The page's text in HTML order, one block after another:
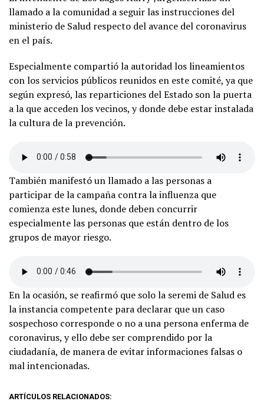
llamado a la comunidad a seguir las instrucciones del
ministerio de Salud respecto del avance del coronavirus
en el país.
Especialmente compartió la autoridad los lineamientos
con los servicios públicos reunidos en este comité, ya que
según expresó, las reparticiones del Estado son la puerta
a la que acceden los vecinos, y donde debe estar instalada
la cultura de la prevención.
También manifestó un llamado a las personas a
participar de la campaña contra la influenza que
comienza este lunes, donde deben concurrir
especialmente las personas que están dentro de los
grupos de mayor riesgo.
En la ocasión, se reafirmó que solo la seremi de Salud es
la instancia competente para declarar que un caso
sospechoso corresponde o no a una persona enferma de
coronavirus, y ello debe ser comprendido por la
ciudadanía, de manera de evitar informaciones falsas o
mal intencionadas.
ARTÍCULOS RELACIONADOS: